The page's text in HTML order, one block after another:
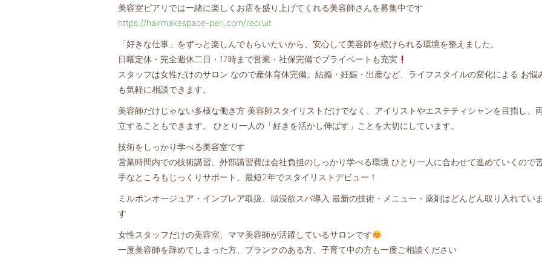
美容室ピアリでは一緒に楽しくお店を盛り上げてくれる美容師さんを募集中です
https://hairmakespace-peri.com/recruit
「好きな仕事」をずっと楽しんでもらいたいから、安心して美容師を続けられる環境を整えました。
日曜定休・完全週休二日・17時まで営業・社保完備でプライベートも充実
スタッフは女性だけのサロン なので産休育休完備。結婚・妊娠・出産など、ライフスタイルの変化による お悩
も気軽に相談できます。
美容師だけじゃない多様な働き方 美容師スタイリストだけでなく、アイリストやエステティシャンを目指し、
立することもできます。 ひとり一人の「好きを活かし伸ばす」ことを大切にしています。
技術をしっかり学べる美容室です
営業時間内での技術講習、外部講習費は会社負担のしっかり学べる環境 ひとり一人に合わせて進めていくので
手なところもじっくりサポート。最短2年でスタイリストデビュー！
ミルボンオージュア・インプレア取扱、頭浸欲スパ導入 最新の技術・メニュー・薬剤はどんどん取り入れていま
す
女性スタッフだけの美容室、ママ美容師が活躍しているサロンです
一度美容師を辞めてしまった方、ブランクのある方、子育て中の方も一度ご相談ください